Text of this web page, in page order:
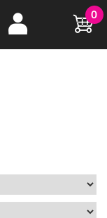
e
anni online
0